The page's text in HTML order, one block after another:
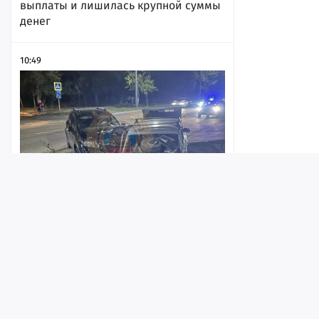
выплаты и лишилась крупной суммы
денег
10:49